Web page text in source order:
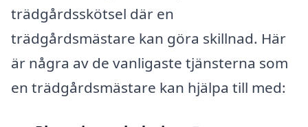
trädgårdsskötsel där en
trädgårdsmästare kan göra skillnad. Här
är några av de vanligaste tjänsterna som
en trädgårdsmästare kan hjälpa till med: